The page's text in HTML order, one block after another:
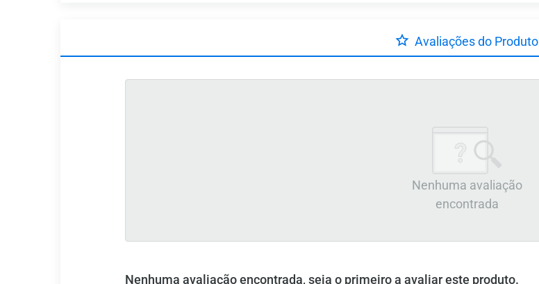
Avaliações do Produto
Nenhuma avaliação
encontrada
Nenhuma avaliação encontrada, seja o primeiro a avaliar este produto.